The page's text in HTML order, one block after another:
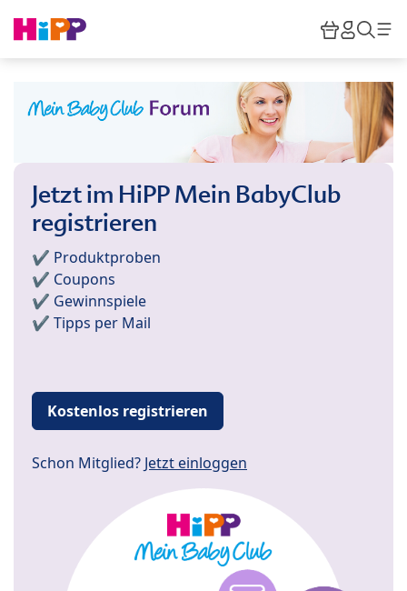
HiPP
Jetzt im HiPP Mein BabyClub
registrieren
✔️ Produktproben
✔️ Coupons
✔️ Gewinnspiele
✔️ Tipps per Mail
Kostenlos registrieren
Schon Mitglied? Jetzt einloggen